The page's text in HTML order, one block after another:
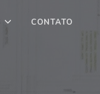
CONTATO